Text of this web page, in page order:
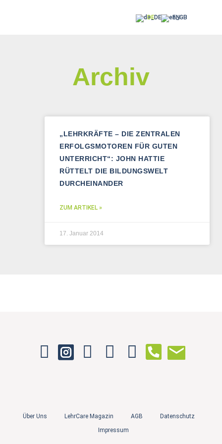
DE EN
Archiv
„LEHRKRÄFTE – DIE ZENTRALEN
ERFOLGSMOTOREN FÜR GUTEN
UNTERRICHT“: JOHN HATTIE
RÜTTELT DIE BILDUNGSWELT
DURCHEINANDER
ZUM ARTIKEL »
17. Januar 2014
Über Uns LehrCare Magazin AGB
Datenschutz
Impressum